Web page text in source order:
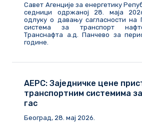
Савет Агенције за енергетику
седници одржаној 28. маја
одлуку о давању сагласности на
система за транспорт
Транснафта а.д. Панчево за
године.
АЕРС: Заједничке цене
транспортним системима
гас
Београд, 28. мај 2026.